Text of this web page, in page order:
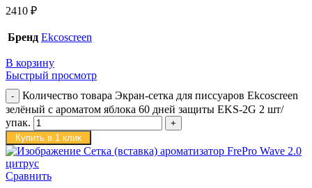
2410 ₽
Бренд Ekcoscreen
В корзину
Быстрый просмотр
Количество товара Экран-сетка для писсуаров Ekcoscreen
зелёный с ароматом яблока 60 дней защиты EKS-2G 2 шт/
упак.
Купить в 1 клик
Сравнить